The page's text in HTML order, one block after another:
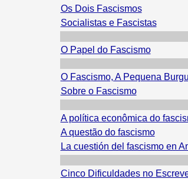
Os Dois Fascismos
Socialistas e Fascistas
O Papel do Fascismo
O Fascismo, A Pequena
Sobre o Fascismo
A política econômica do
A questão do fascismo
La cuestión del fascismo en
Cinco Dificuldades no